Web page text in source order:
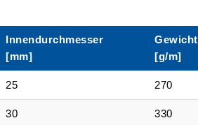
Innendurchmesser
[mm]
Gewicht
[g/m]
25 270
30 330